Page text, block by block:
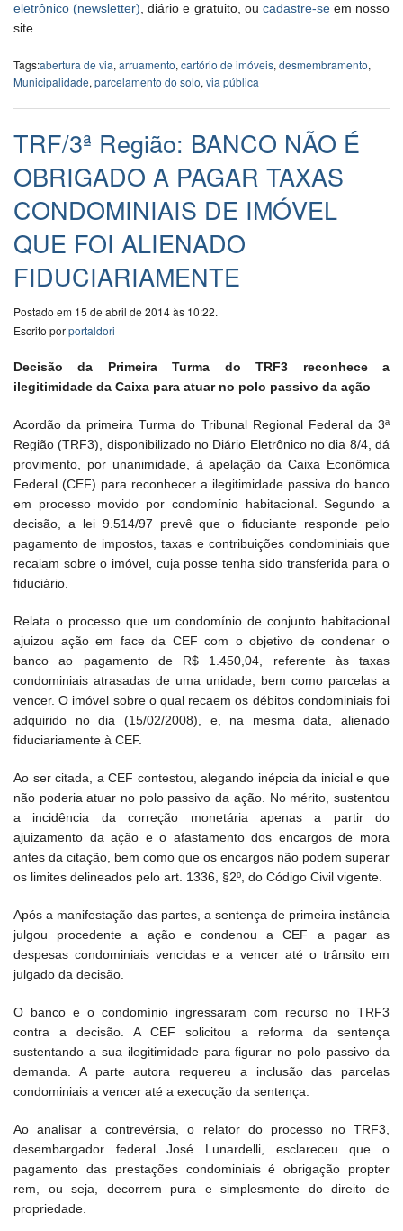
eletrônico (newsletter) , diário e gratuito, ou cadastre-seem nosso
site.
Tags:abertura de via, arruamento, cartório de imóveis, desmembramento,
Municipalidade, parcelamento do solo, via pública
TRF/3ª Região: BANCO NÃO É
OBRIGADO A PAGAR TAXAS
CONDOMINIAIS DE IMÓVEL
QUE FOI ALIENADO
FIDUCIARIAMENTE
Postado em 15 de abril de 2014 às 10:22.
Escrito porportaldori
Decisão da Primeira Turma do TRF3 reconhece a
ilegitimidade da Caixa para atuar no polo passivo da ação
Acordão da primeira Turma do Tribunal Regional Federal da 3ª
Região (TRF3), disponibilizado no Diário Eletrônico no dia 8/4, dá
provimento, por unanimidade, à apelação da Caixa Econômica
Federal (CEF) para reconhecer a ilegitimidade passiva do banco
em processo movido por condomínio habitacional. Segundo a
decisão, a lei 9.514/97 prevê que o fiduciante responde pelo
pagamento de impostos, taxas e contribuições condominiais que
recaiam sobre o imóvel, cuja posse tenha sido transferida para o
fiduciário.
Relata o processo que um condomínio de conjunto habitacional
ajuizou ação em face da CEF com o objetivo de condenar o
banco ao pagamento de R$ 1.450,04, referente às taxas
condominiais atrasadas de uma unidade, bem como parcelas a
vencer. O imóvel sobre o qual recaem os débitos condominiais foi
adquirido no dia (15/02/2008), e, na mesma data, alienado
fiduciariamente à CEF.
Ao ser citada, a CEF contestou, alegando inépcia da inicial e que
não poderia atuar no polo passivo da ação. No mérito, sustentou
a incidência da correção monetária apenas a partir do
ajuizamento da ação e o afastamento dos encargos de mora
antes da citação, bem como que os encargos não podem superar
os limites delineados pelo art. 1336, §2º, do Código Civil vigente.
Após a manifestação das partes, a sentença de primeira instância
julgou procedente a ação e condenou a CEF a pagar as
despesas condominiais vencidas e a vencer até o trânsito em
julgado da decisão.
O banco e o condomínio ingressaram com recurso no TRF3
contra a decisão. A CEF solicitou a reforma da sentença
sustentando a sua ilegitimidade para figurar no polo passivo da
demanda. A parte autora requereu a inclusão das parcelas
condominiais a vencer até a execução da sentença.
Ao analisar a contrevérsia, o relator do processo no TRF3,
desembargador federal José Lunardelli, esclareceu que o
pagamento das prestações condominiais é obrigação propter
rem, ou seja, decorrem pura e simplesmente do direito de
propriedade.